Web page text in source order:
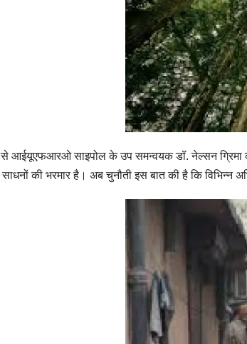
से आईयूएफआरओ साइपोल के उप समन्वयक डॉ. नेल्सन ग्रिमा
की भरमार है। अब चुनौती इस बात की है कि विभिन्न